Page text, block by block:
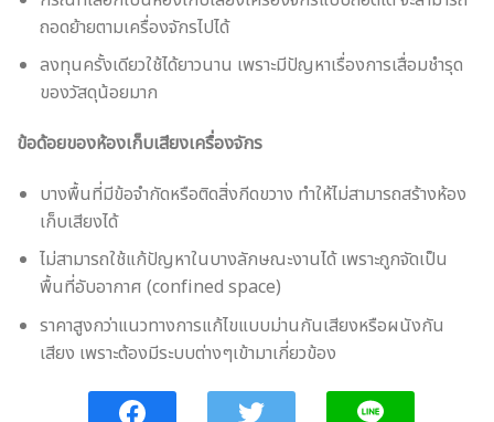
ถอดย้ายตามเครื่องจักรไปได้
ลงทุนครั้งเดียวใช้ได้ยาวนาน เพราะมีปัญหาเรื่องการเสื่อมชำรุด
ของวัสดุน้อยมาก
ข้อด้อยของห้องเก็บเสียงเครื่องจักร
บางพื้นที่มีข้อจำกัดหรือติดสิ่งกีดขวาง ทำให้ไม่สามารถสร้างห้อง
เก็บเสียงได้
ไม่สามารถใช้แก้ปัญหาในบางลักษณะงานได้ เพราะถูกจัดเป็น
พื้นที่อับอากาศ (confined space)
ราคาสูงกว่าแนวทางการแก้ไขแบบม่านกันเสียงหรือผนังกัน
เสียง เพราะต้องมีระบบต่างๆเข้ามาเกี่ยวข้อง